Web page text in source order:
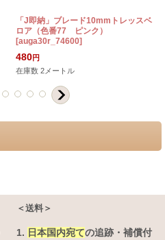
「J即納」ブレード10mmトレッスベ
ロア（色番77 ピンク）
[auga30r_74600]
480円
在庫数 2メートル
＜送料＞
1. 日本国内宛ての追跡・補償付